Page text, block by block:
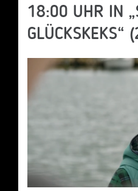
18:00 UHR IN
GLÜCKSKEKS“